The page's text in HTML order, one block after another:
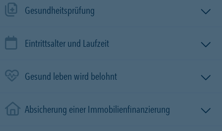
Gesundheitsprüfung
Eintrittsalter und Laufzeit
Gesund leben wird belohnt
Absicherung einer Immobilien­finanzierung